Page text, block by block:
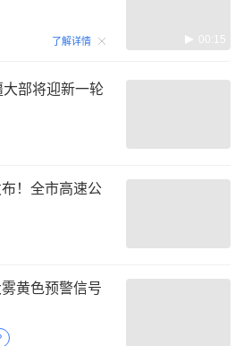
了解详情 00:15
部将迎新一轮
！全市高速公
黄色预警信号